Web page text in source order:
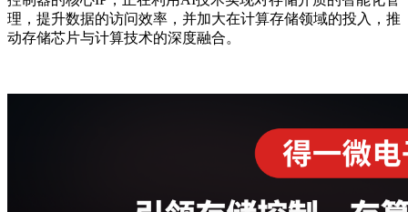
理，提升数据的访问效率，并加大在计算存储领域的投入，推
动存储芯片与计算技术的深度融合。